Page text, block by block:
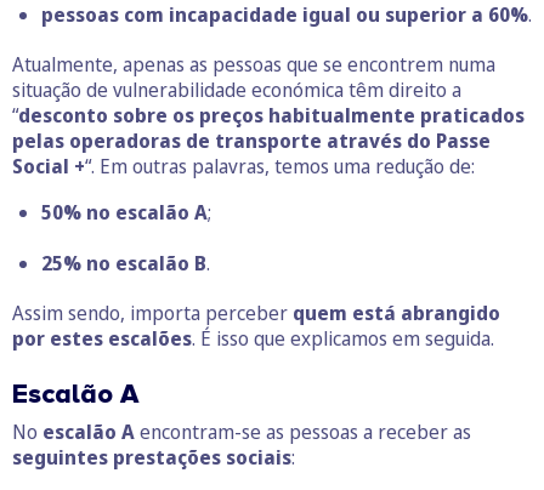
pessoas com incapacidade igual ou superior a 60%.
Atualmente, apenas as pessoas que se encontrem numa
situação de vulnerabilidade económica têm direito a
“desconto sobre os preços habitualmente praticados
pelas operadoras de transporte através do Passe
Social +“. Em outras palavras, temos uma redução de:
50% no escalão A;
25% no escalão B.
Assim sendo, importa perceber quem está abrangido
por estes escalões. É isso que explicamos em seguida.
Escalão A
No escalão Aencontram-se as pessoas a receber as
seguintes prestações sociais: